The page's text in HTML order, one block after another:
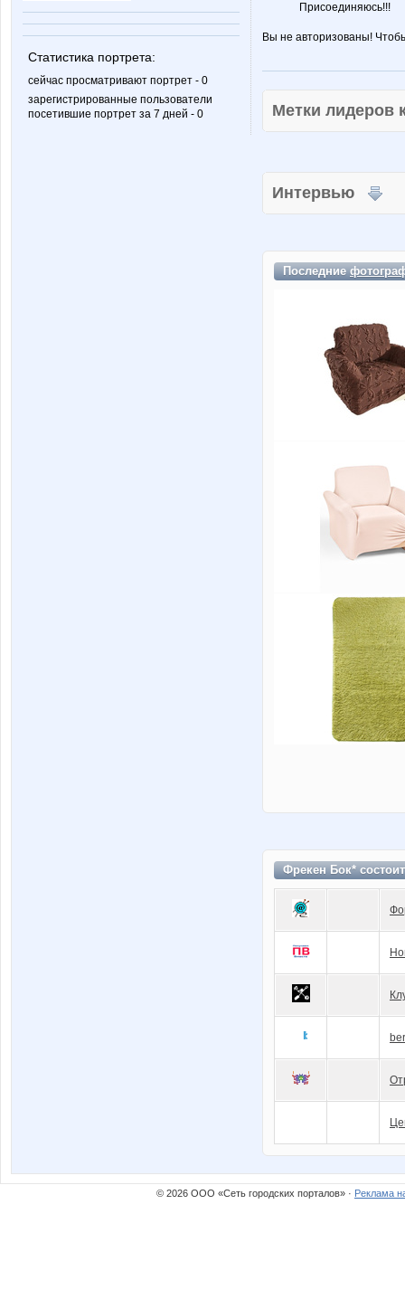
Статистика портрета:
сейчас просматривают портрет - 0
зарегистрированные пользователи
посетившие портрет за 7 дней - 0
Присоединяюсь!!!
Вы не авторизованы!
Метки
Интервью
Последние
Фрекен Бок*
© 2026 ООО «Сеть городских порталов» · Реклама